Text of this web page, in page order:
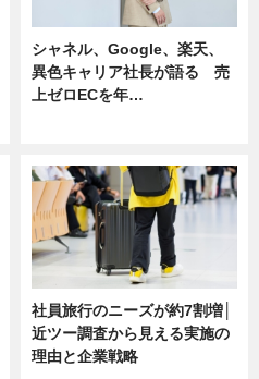
シャネル、Google、楽天、
異色キャリア社長が語る 売
上ゼロECを年…
社員旅行のニーズが約7割増│
近ツー調査から見える実施の
理由と企業戦略